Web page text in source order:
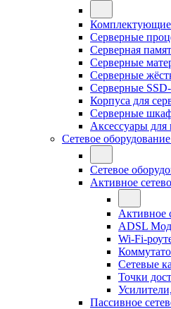
Комплектующие
Серверные
Серверная
Серверные
Серверные
Серверные
Корпуса для
Серверные
Аксессуары
Сетевое оборудование
Сетевое
Активное
Активное
ADSL
Wi-Fi-
Сетевые
Точки
Пассивное